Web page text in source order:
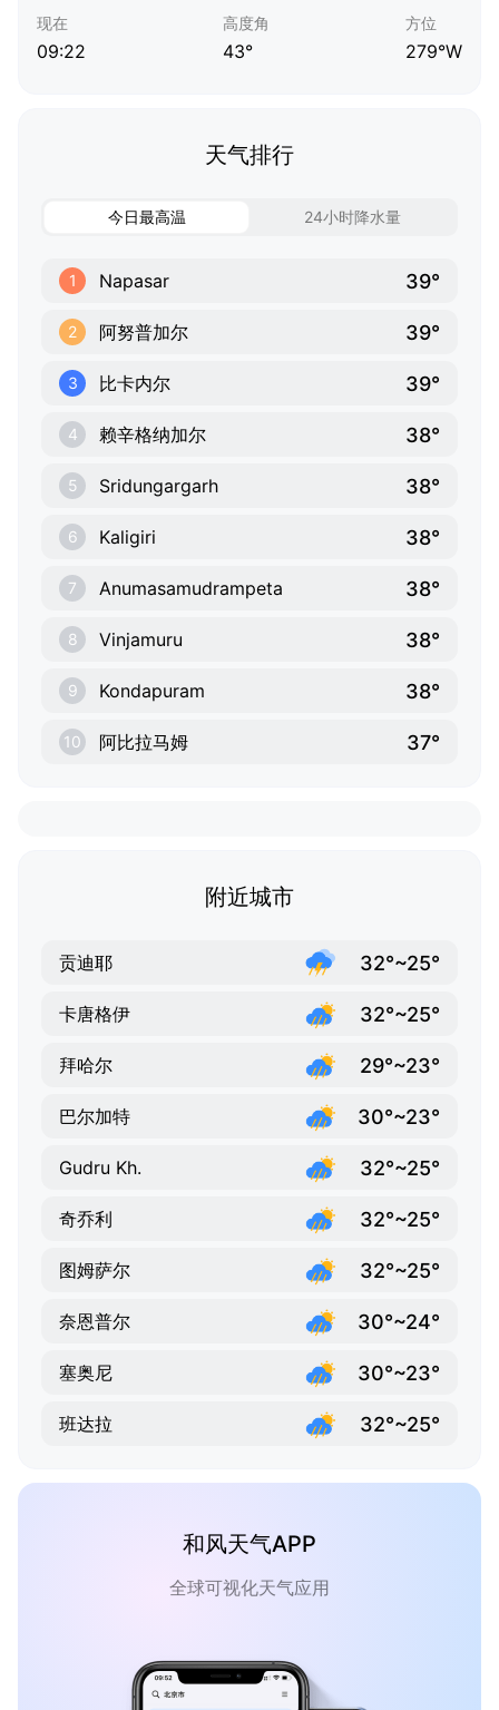
现在
09:22
高度角
43°
方位
279°W
天气排行
今日最高温 24小时降水量
1 Napasar 39°
2 阿努普加尔 39°
3 比卡内尔 39°
4 赖辛格纳加尔 38°
5 Sridungargarh 38°
6 Kaligiri 38°
7 Anumasamudrampeta 38°
8 Vinjamuru 38°
9 Kondapuram 38°
10 阿比拉马姆 37°
附近城市
贡迪耶 32°~25°
卡唐格伊 32°~25°
拜哈尔 29°~23°
巴尔加特 30°~23°
Gudru Kh. 32°~25°
奇乔利 32°~25°
图姆萨尔 32°~25°
奈恩普尔 30°~24°
塞奥尼 30°~23°
班达拉 32°~25°
和风天气APP
全球可视化天气应用